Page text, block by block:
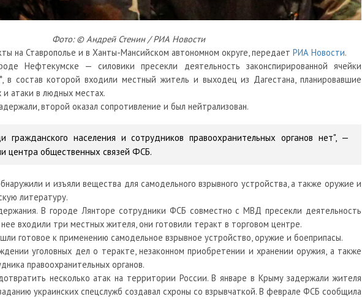
Фото: © Андрей Стенин / РИА Новости
на Ставрополье и в Ханты-Мансийском автономном округе, передает РИА Новости.
Нефтекумске — силовики пресекли деятельность законспирированной ячейки
в состав которой входили местный житель и выходец из Дагестана, планировавшие
и атаки в людных местах.
второй оказал сопротивление и был нейтрализован.
гражданского населения и сотрудников правоохранительных органов нет", —
центра общественных связей ФСБ.
и изъяли вещества для самодельного взрывного устройства, а также оружие и
литературу.
В городе Лянторе сотрудники ФСБ совместно с МВД пресекли деятельность
нее входили три местных жителя, они готовили теракт в торговом центре.
готовое к применению самодельное взрывное устройство, оружие и боеприпасы.
уголовных дел о теракте, незаконном приобретении и хранении оружия, а также
правоохранительных органов.
несколько атак на территории России. В январе в Крыму задержали жителя
украинских спецслужб создавал схроны со взрывчаткой. В феврале ФСБ сообщила